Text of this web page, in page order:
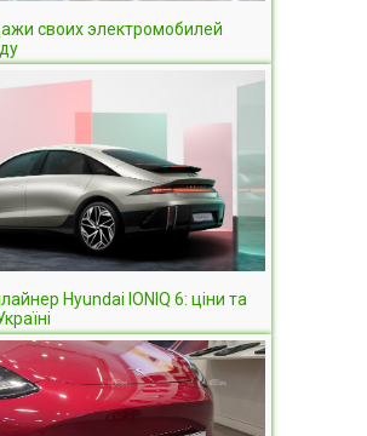
своих электромобилей
Hyundai IONIQ 6: ціни та